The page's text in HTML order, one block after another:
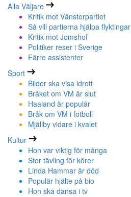
Alla Väljare
Kritik mot Vänsterpartiet
Så vill partierna hjälpa flyktingar
Kritik mot Jomshof
Politiker reser i Sverige
Färre assistenter
Sport
Bilder ska visa idrott
Bråket om VM är slut
Haaland är populär
Bråk om VM i fotboll
Mjällby vidare i kvalet
Kultur
Hon var viktig för många
Stor tävling för körer
Linda Hammar är död
Populär hjälte på bio
Hon ska dansa i tv